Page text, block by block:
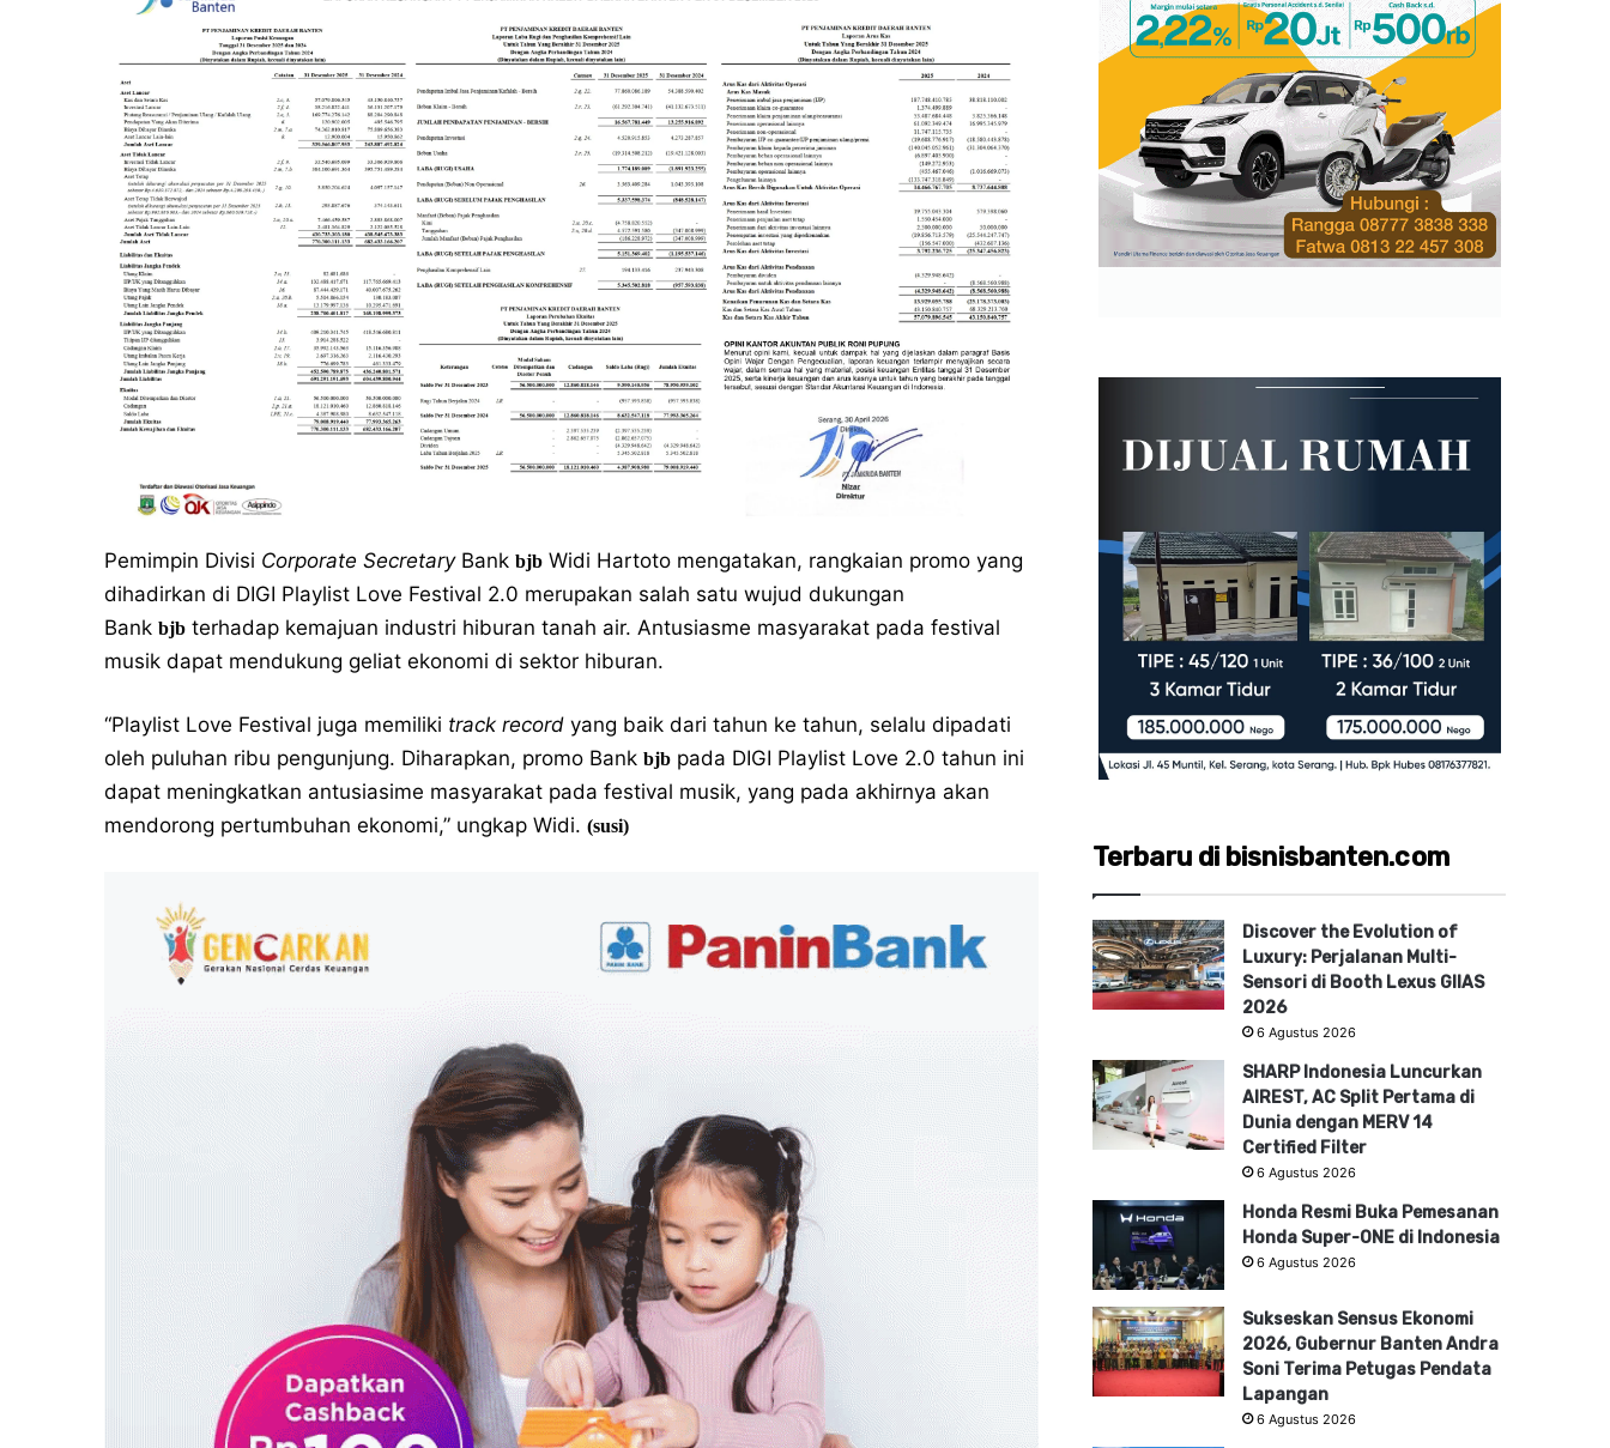
Pemimpin Divisi Corporate SecretaryBank bjb Widi Hartoto mengatakan, rangkaian promo yang
dihadirkan di DIGI Playlist Love Festival 2.0 merupakan salah satu wujud dukungan
Bank bjb terhadap kemajuan industri hiburan tanah air. Antusiasme masyarakat pada festival
musik dapat mendukung geliat ekonomi di sektor hiburan.
“Playlist Love Festival juga memiliki track record yang baik dari tahun ke tahun, selalu dipadati
oleh puluhan ribu pengunjung. Diharapkan, promo Bank bjb pada DIGI Playlist Love 2.0 tahun ini
dapat meningkatkan antusiasime masyarakat pada festival musik, yang pada akhirnya akan
mendorong pertumbuhan ekonomi,” ungkap Widi. (susi)
Terbaru di bisnisbanten.com
Discover the Evolution of
Luxury: Perjalanan Multi-
Sensori di Booth Lexus GIIAS
2026
6 Agustus 2026
SHARP Indonesia Luncurkan
AIREST, AC Split Pertama di
Dunia dengan MERV 14
Certified Filter
6 Agustus 2026
Honda Resmi Buka Pemesanan
Honda Super-ONE di Indonesia
6 Agustus 2026
Sukseskan Sensus Ekonomi
2026, Gubernur Banten Andra
Soni Terima Petugas Pendata
Lapangan
6 Agustus 2026